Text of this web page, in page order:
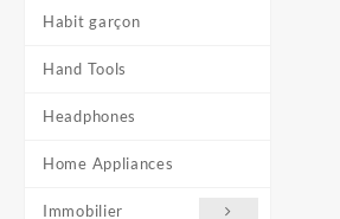
Habit garçon
Hand Tools
Headphones
Home Appliances
Immobilier